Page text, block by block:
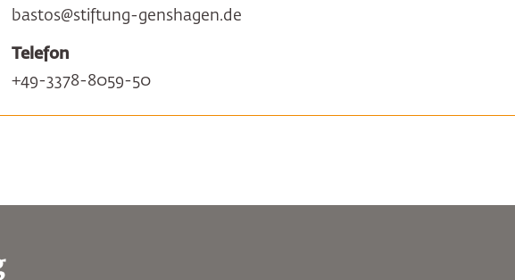
bastos@stiftung-genshagen.de
Telefon
+49-3378-8059-50